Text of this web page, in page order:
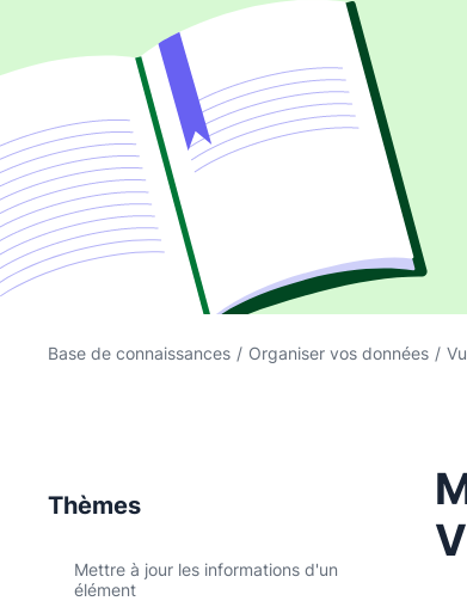
Base de connaissances / Organiser vos données /
Thèmes
Mettre à jour les informations d'un
élément